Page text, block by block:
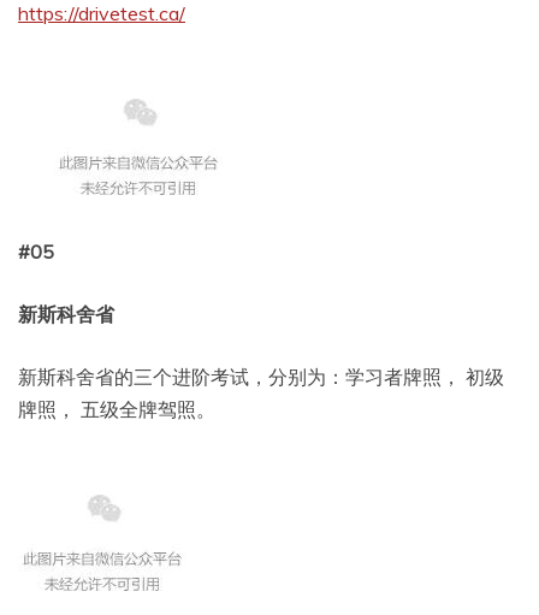
https://drivetest.ca/
#05
新斯科舍省
新斯科舍省的三个进阶考试，分别为：学习者牌照， 初级
牌照， 五级全牌驾照。